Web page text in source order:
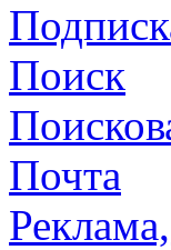
Поиск
Почта